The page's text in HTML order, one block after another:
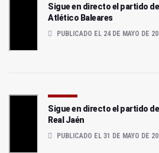
Sigue en directo el partido
Atlético Baleares
PUBLICADO EL 24 DE MAYO DE
Sigue en directo el partido
Real Jaén
PUBLICADO EL 31 DE MAYO DE